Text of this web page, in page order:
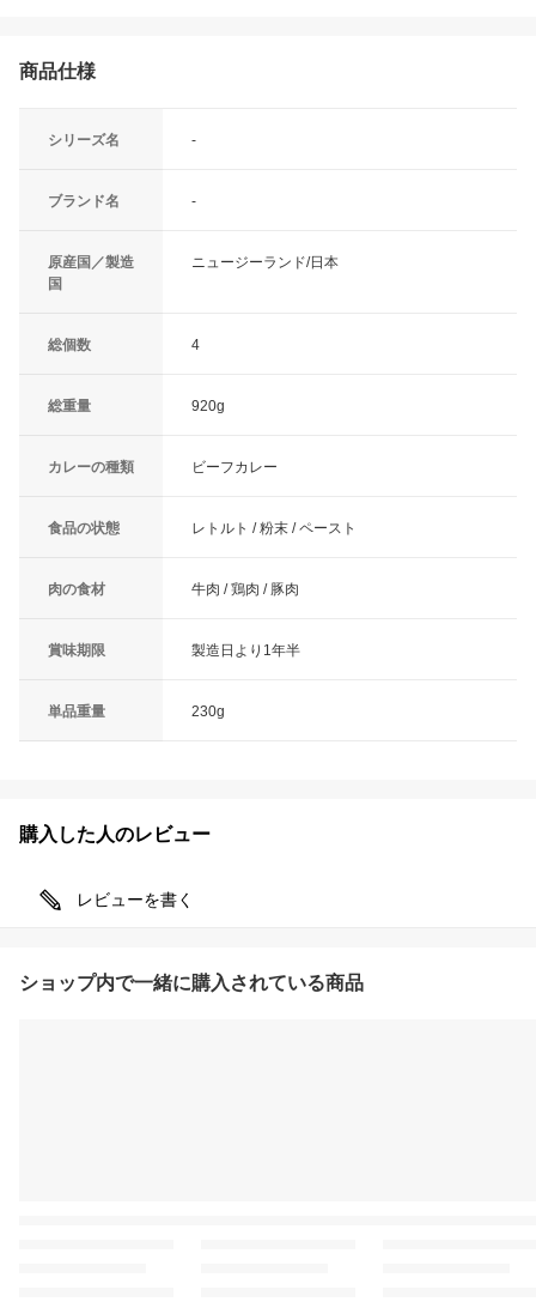
商品仕様
シリーズ名 -
ブランド名 -
原産国／製造
国
ニュージーランド/日本
総個数 4
総重量 920g
カレーの種類 ビーフカレー
食品の状態 レトルト / 粉末 / ペースト
肉の食材 牛肉 / 鶏肉 / 豚肉
賞味期限 製造日より1年半
単品重量 230g
購入した人のレビュー
レビューを書く
ショップ内で一緒に購入されている商品